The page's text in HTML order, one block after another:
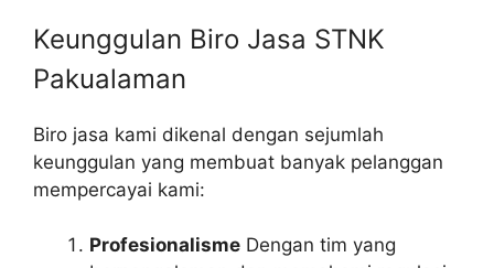
Keunggulan Biro Jasa STNK
Pakualaman
Biro jasa kami dikenal dengan sejumlah
keunggulan yang membuat banyak pelanggan
mempercayai kami:
Profesionalisme Dengan tim yang